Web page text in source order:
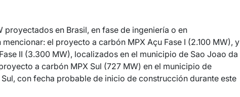
proyectados en Brasil, en fase de ingeniería o en
el proyecto a carbón MPX Açu Fase I (2.100 MW), y
II (3.300 MW), localizados en el municipio de Sao Joao da
a carbón MPX Sul (727 MW) en el municipio de
con fecha probable de inicio de construcción durante este